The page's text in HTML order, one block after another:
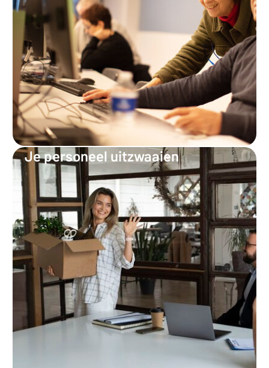
Je personeel uitzwaaien